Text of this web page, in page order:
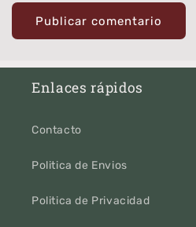
Enlaces rápidos
Contacto
Politica de Envios
Politica de Privacidad